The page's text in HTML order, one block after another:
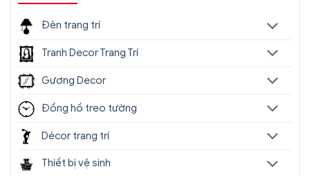
Đèn trang trí
Tranh Decor Trang Trí
Gương Decor
Đồng hồ treo tường
Décor trang trí
Thiết bị vệ sinh